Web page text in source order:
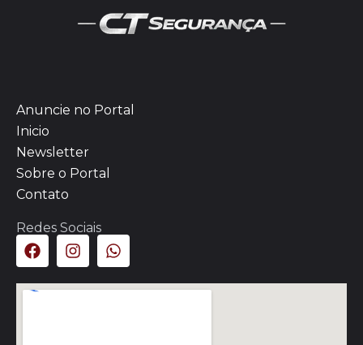
Anuncie no Portal
Inicio
Newsletter
Sobre o Portal
Contato
Redes Sociais